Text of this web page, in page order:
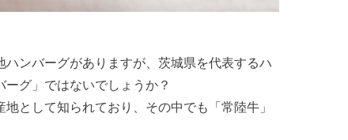
ハンバーグがありますが、茨城県を代表するハ
グ」ではないでしょうか？
として知られており、その中でも「常陸牛」